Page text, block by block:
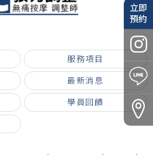
服務項目
最新消息
學員回饋
立即
預約